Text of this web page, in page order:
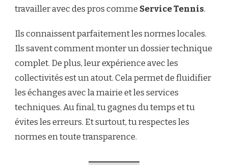
travailler avec des pros comme Service Tennis.
Ils connaissent parfaitement les normes locales.
Ils savent comment monter un dossier technique
complet. De plus, leur expérience avec les
collectivités est un atout. Cela permet de fluidifier
les échanges avec la mairie et les services
techniques. Au final, tu gagnes du temps et tu
évites les erreurs. Et surtout, tu respectes les
normes en toute transparence.